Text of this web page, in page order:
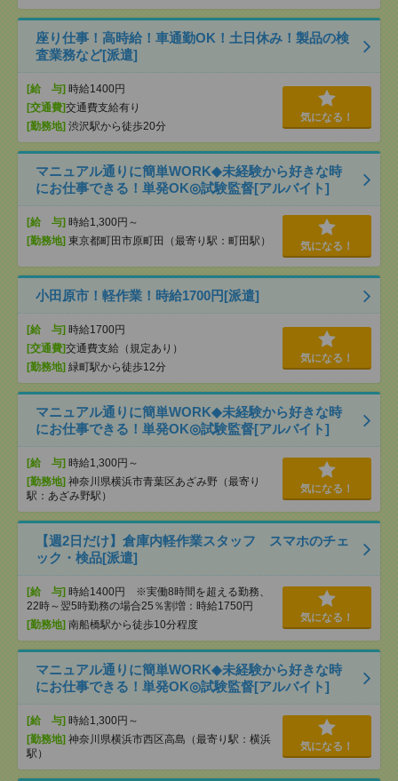
座り仕事！高時給！車通勤OK！土日休み！製品の検
査業務など[派遣]
[給 与] 時給1400円
[交通費]交通費支給有り
[勤務地] 渋沢駅から徒歩20分
気になる！
マニュアル通りに簡単WORK◆未経験から好きな時
にお仕事できる！単発OK◎試験監督[アルバイト]
[給 与] 時給1,300円～
[勤務地] 東京都町田市原町田（最寄り駅：町田駅） 気になる！
小田原市！軽作業！時給1700円[派遣]
[給 与] 時給1700円
[交通費]交通費支給（規定あり）
[勤務地] 緑町駅から徒歩12分
気になる！
マニュアル通りに簡単WORK◆未経験から好きな時
にお仕事できる！単発OK◎試験監督[アルバイト]
[給 与] 時給1,300円～
[勤務地] 神奈川県横浜市青葉区あざみ野（最寄り
駅：あざみ野駅）
気になる！
【週2日だけ】倉庫内軽作業スタッフ スマホのチェ
ック・検品[派遣]
[給 与] 時給1400円 ※実働8時間を超える勤務、
22時～翌5時勤務の場合25％割増：時給1750円
[勤務地] 南船橋駅から徒歩10分程度
気になる！
マニュアル通りに簡単WORK◆未経験から好きな時
にお仕事できる！単発OK◎試験監督[アルバイト]
[給 与] 時給1,300円～
[勤務地] 神奈川県横浜市西区高島（最寄り駅：横浜
駅）
気になる！